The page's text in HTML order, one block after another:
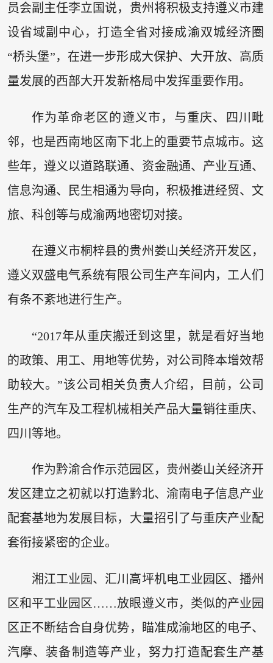
员会副主任李立国说，贵州将积极支持遵义市建
设省域副中心，打造全省对接成渝双城经济圈
“桥头堡”，在进一步形成大保护、大开放、高质
量发展的西部大开发新格局中发挥重要作用。
作为革命老区的遵义市，与重庆、四川毗
邻，也是西南地区南下北上的重要节点城市。这
些年，遵义以道路联通、资金融通、产业互通、
信息沟通、民生相通为导向，积极推进经贸、文
旅、科创等与成渝两地密切对接。
在遵义市桐梓县的贵州娄山关经济开发区，
遵义双盛电气系统有限公司生产车间内，工人们
有条不紊地进行生产。
“2017年从重庆搬迁到这里，就是看好当地
的政策、用工、用地等优势，对公司降本增效帮
助较大。”该公司相关负责人介绍，目前，公司
生产的汽车及工程机械相关产品大量销往重庆、
四川等地。
作为黔渝合作示范园区，贵州娄山关经济开
发区建立之初就以打造黔北、渝南电子信息产业
配套基地为发展目标，大量招引了与重庆产业配
套衔接紧密的企业。
湘江工业园、汇川高坪机电工业园区、播州
区和平工业园区……放眼遵义市，类似的产业园
区正不断结合自身优势，瞄准成渝地区的电子、
汽摩、装备制造等产业，努力打造配套生产基